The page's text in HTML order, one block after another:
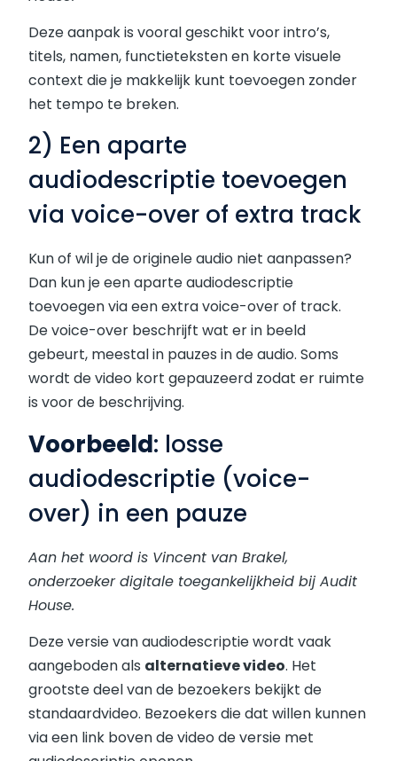
Deze aanpak is vooral geschikt voor intro’s,
titels, namen, functieteksten en korte visuele
context die je makkelijk kunt toevoegen zonder
het tempo te breken.
2) Een aparte
audiodescriptie toevoegen
via voice-over of extra track
Kun of wil je de originele audio niet aanpassen?
Dan kun je een aparte audiodescriptie
toevoegen via een extra voice-over of track.
De voice-over beschrijft wat er in beeld
gebeurt, meestal in pauzes in de audio. Soms
wordt de video kort gepauzeerd zodat er ruimte
is voor de beschrijving.
Voorbeeld: losse
audiodescriptie (voice-
over) in een pauze
Aan het woord is Vincent van Brakel,
onderzoeker digitale toegankelijkheid bij Audit
House.
Deze versie van audiodescriptie wordt vaak
aangeboden als alternatieve video. Het
grootste deel van de bezoekers bekijkt de
standaardvideo. Bezoekers die dat willen kunnen
via een link boven de video de versie met